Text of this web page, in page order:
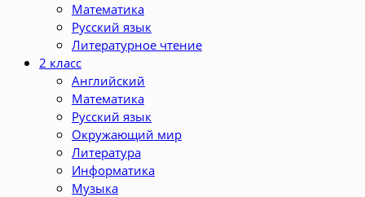
Математика
Русский язык
Литературное чтение
2 класс
Английский
Математика
Русский язык
Окружающий мир
Литература
Информатика
Музыка